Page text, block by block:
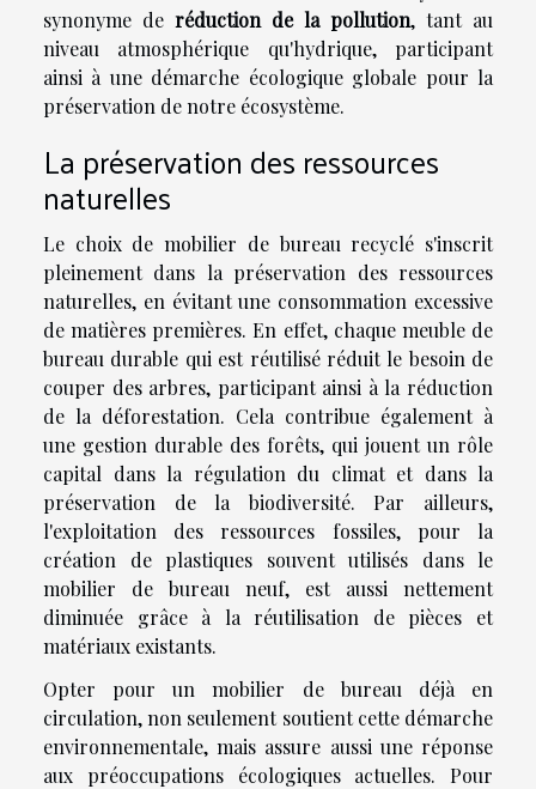
synonyme de réduction de la pollution, tant au
niveau atmosphérique qu'hydrique, participant
ainsi à une démarche écologique globale pour la
préservation de notre écosystème.
La préservation des ressources
naturelles
Le choix de mobilier de bureau recyclé s'inscrit
pleinement dans la préservation des ressources
naturelles, en évitant une consommation excessive
de matières premières. En effet, chaque meuble de
bureau durable qui est réutilisé réduit le besoin de
couper des arbres, participant ainsi à la réduction
de la déforestation. Cela contribue également à
une gestion durable des forêts, qui jouent un rôle
capital dans la régulation du climat et dans la
préservation de la biodiversité. Par ailleurs,
l'exploitation des ressources fossiles, pour la
création de plastiques souvent utilisés dans le
mobilier de bureau neuf, est aussi nettement
diminuée grâce à la réutilisation de pièces et
matériaux existants.
Opter pour un mobilier de bureau déjà en
circulation, non seulement soutient cette démarche
environnementale, mais assure aussi une réponse
aux préoccupations écologiques actuelles. Pour